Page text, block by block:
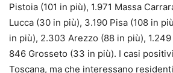
Pistoia (101 in più), 1.971 Massa
Lucca (30 in più), 3.190 Pisa (108 in
in più), 2.303 Arezzo (88 in più),
846 Grosseto (33 in più). I casi
Toscana, ma che interessano